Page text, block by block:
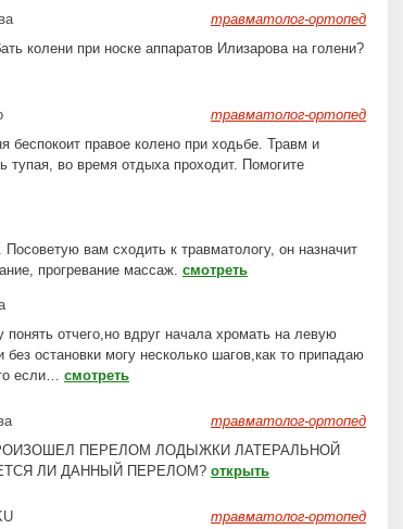
травматолог-ортопед
колени при носке аппаратов Илизарова на голени?
травматолог-ортопед
беспокоит правое колено при ходьбе. Травм и
тупая, во время отдыха проходит. Помогите
вам сходить к травматологу, он назначит
прогревание массаж. смотреть
отчего,но вдруг начала хромать на левую
без остановки могу несколько шагов,как то припадаю
если… смотреть
травматолог-ортопед
ПЕРЕЛОМ ЛОДЫЖКИ ЛАТЕРАЛЬНОЙ
ЛИ ДАННЫЙ ПЕРЕЛОМ? открыть
травматолог-ортопед